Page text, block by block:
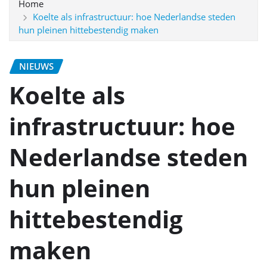
Home
Koelte als infrastructuur: hoe Nederlandse steden
hun pleinen hittebestendig maken
NIEUWS
Koelte als
infrastructuur: hoe
Nederlandse steden
hun pleinen
hittebestendig
maken